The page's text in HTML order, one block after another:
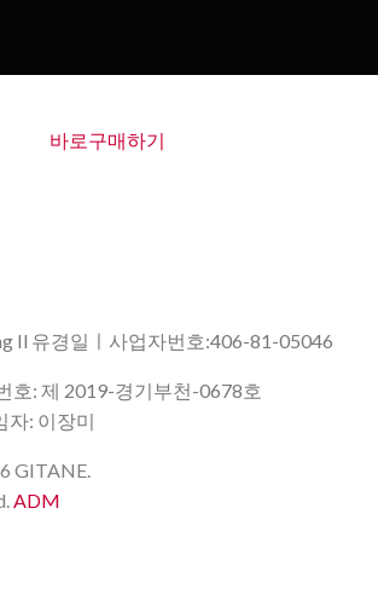
바로구매하기
Il 유경일ㅣ사업자번호:406-81-05046
호: 제 2019-경기부천-0678호
자: 이장미
GITANE.
ADM